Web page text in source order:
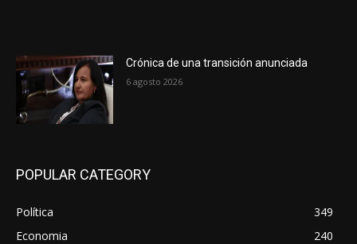
Crónica de una transición anunciada
6 agosto 2026
POPULAR CATEGORY
Política
349
Economia
240